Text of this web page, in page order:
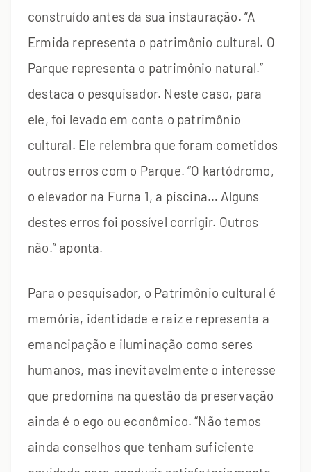
construído antes da sua instauração. “A
Ermida representa o patrimônio cultural. O
Parque representa o patrimônio natural.”
destaca o pesquisador. Neste caso, para
ele, foi levado em conta o patrimônio
cultural. Ele relembra que foram cometidos
outros erros com o Parque. “O kartódromo,
o elevador na Furna 1, a piscina… Alguns
destes erros foi possível corrigir. Outros
não.” aponta.
Para o pesquisador, o Patrimônio cultural é
memória, identidade e raiz e representa a
emancipação e iluminação como seres
humanos, mas inevitavelmente o interesse
que predomina na questão da preservação
ainda é o ego ou econômico. “Não temos
ainda conselhos que tenham suficiente